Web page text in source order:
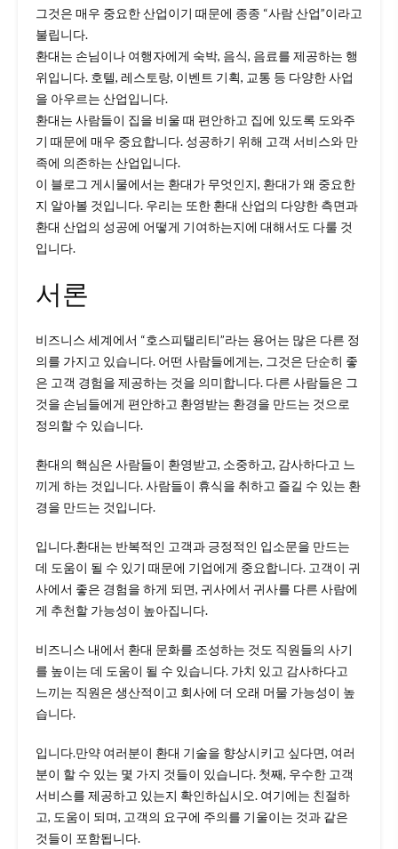
그것은 매우 중요한 산업이기 때문에 종종 “사람 산업”이라고
불립니다.
환대는 손님이나 여행자에게 숙박, 음식, 음료를 제공하는 행
위입니다. 호텔, 레스토랑, 이벤트 기획, 교통 등 다양한 사업
을 아우르는 산업입니다.
환대는 사람들이 집을 비울 때 편안하고 집에 있도록 도와주
기 때문에 매우 중요합니다. 성공하기 위해 고객 서비스와 만
족에 의존하는 산업입니다.
이 블로그 게시물에서는 환대가 무엇인지, 환대가 왜 중요한
지 알아볼 것입니다. 우리는 또한 환대 산업의 다양한 측면과
환대 산업의 성공에 어떻게 기여하는지에 대해서도 다룰 것
입니다.
서론
비즈니스 세계에서 “호스피탤리티”라는 용어는 많은 다른 정
의를 가지고 있습니다. 어떤 사람들에게는, 그것은 단순히 좋
은 고객 경험을 제공하는 것을 의미합니다. 다른 사람들은 그
것을 손님들에게 편안하고 환영받는 환경을 만드는 것으로
정의할 수 있습니다.
환대의 핵심은 사람들이 환영받고, 소중하고, 감사하다고 느
끼게 하는 것입니다. 사람들이 휴식을 취하고 즐길 수 있는 환
경을 만드는 것입니다.
입니다.환대는 반복적인 고객과 긍정적인 입소문을 만드는
데 도움이 될 수 있기 때문에 기업에게 중요합니다. 고객이 귀
사에서 좋은 경험을 하게 되면, 귀사에서 귀사를 다른 사람에
게 추천할 가능성이 높아집니다.
비즈니스 내에서 환대 문화를 조성하는 것도 직원들의 사기
를 높이는 데 도움이 될 수 있습니다. 가치 있고 감사하다고
느끼는 직원은 생산적이고 회사에 더 오래 머물 가능성이 높
습니다.
입니다.만약 여러분이 환대 기술을 향상시키고 싶다면, 여러
분이 할 수 있는 몇 가지 것들이 있습니다. 첫째, 우수한 고객
서비스를 제공하고 있는지 확인하십시오. 여기에는 친절하
고, 도움이 되며, 고객의 요구에 주의를 기울이는 것과 같은
것들이 포함됩니다.